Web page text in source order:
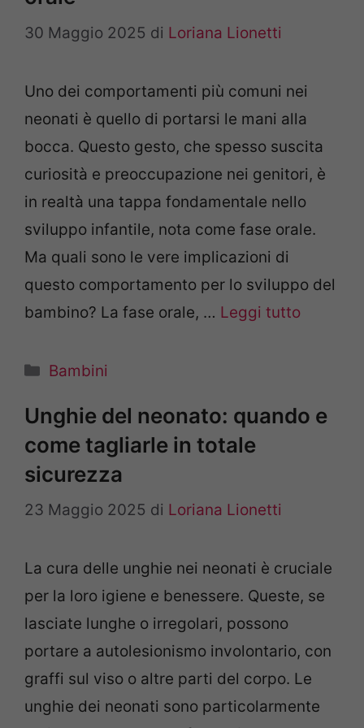
30 Maggio 2025 di Loriana Lionetti
Uno dei comportamenti più comuni nei
neonati è quello di portarsi le mani alla
bocca. Questo gesto, che spesso suscita
curiosità e preoccupazione nei genitori, è
in realtà una tappa fondamentale nello
sviluppo infantile, nota come fase orale.
Ma quali sono le vere implicazioni di
questo comportamento per lo sviluppo del
bambino? La fase orale, … Leggi tutto
Categorie
Bambini
Unghie del neonato: quando e
come tagliarle in totale
sicurezza
23 Maggio 2025 di Loriana Lionetti
La cura delle unghie nei neonati è cruciale
per la loro igiene e benessere. Queste, se
lasciate lunghe o irregolari, possono
portare a autolesionismo involontario, con
graffi sul viso o altre parti del corpo. Le
unghie dei neonati sono particolarmente